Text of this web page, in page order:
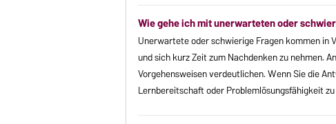
Wie gehe ich mit unerwarteten oder
Unerwartete oder schwierige Fragen kommen in
und sich kurz Zeit zum Nachdenken zu nehmen.
Vorgehensweisen verdeutlichen. Wenn Sie die
Lernbereitschaft oder Problemlösungsfähigkeit